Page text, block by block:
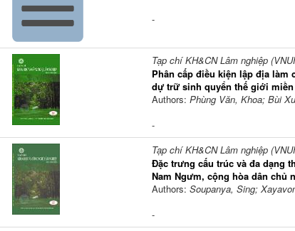
-
Tạp chí KH&CN Lâm nghiệp
Phân cấp điều kiện lập địa
dự trữ sinh quyển thế giới miền
Authors: Phùng Văn, Khoa; Bùi
-
Tạp chí KH&CN Lâm nghiệp
Đặc trưng cấu trúc và đa dạng
Nam Ngưm, cộng hòa dân chủ
Authors: Soupanya, Sing;
-